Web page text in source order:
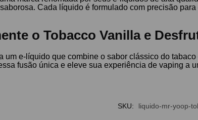
Cada líquido é formulado com precisão
o Tobacco Vanilla e
um e-líquido que combine o sabor clássico do
fusão única e eleve sua experiência de vaping a
SKU: liquido-mr-yoop-